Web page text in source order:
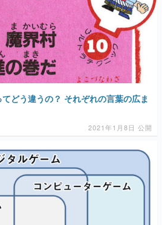
てどう違うの？ それぞれの言葉の広ま
2021年1月8日 公開